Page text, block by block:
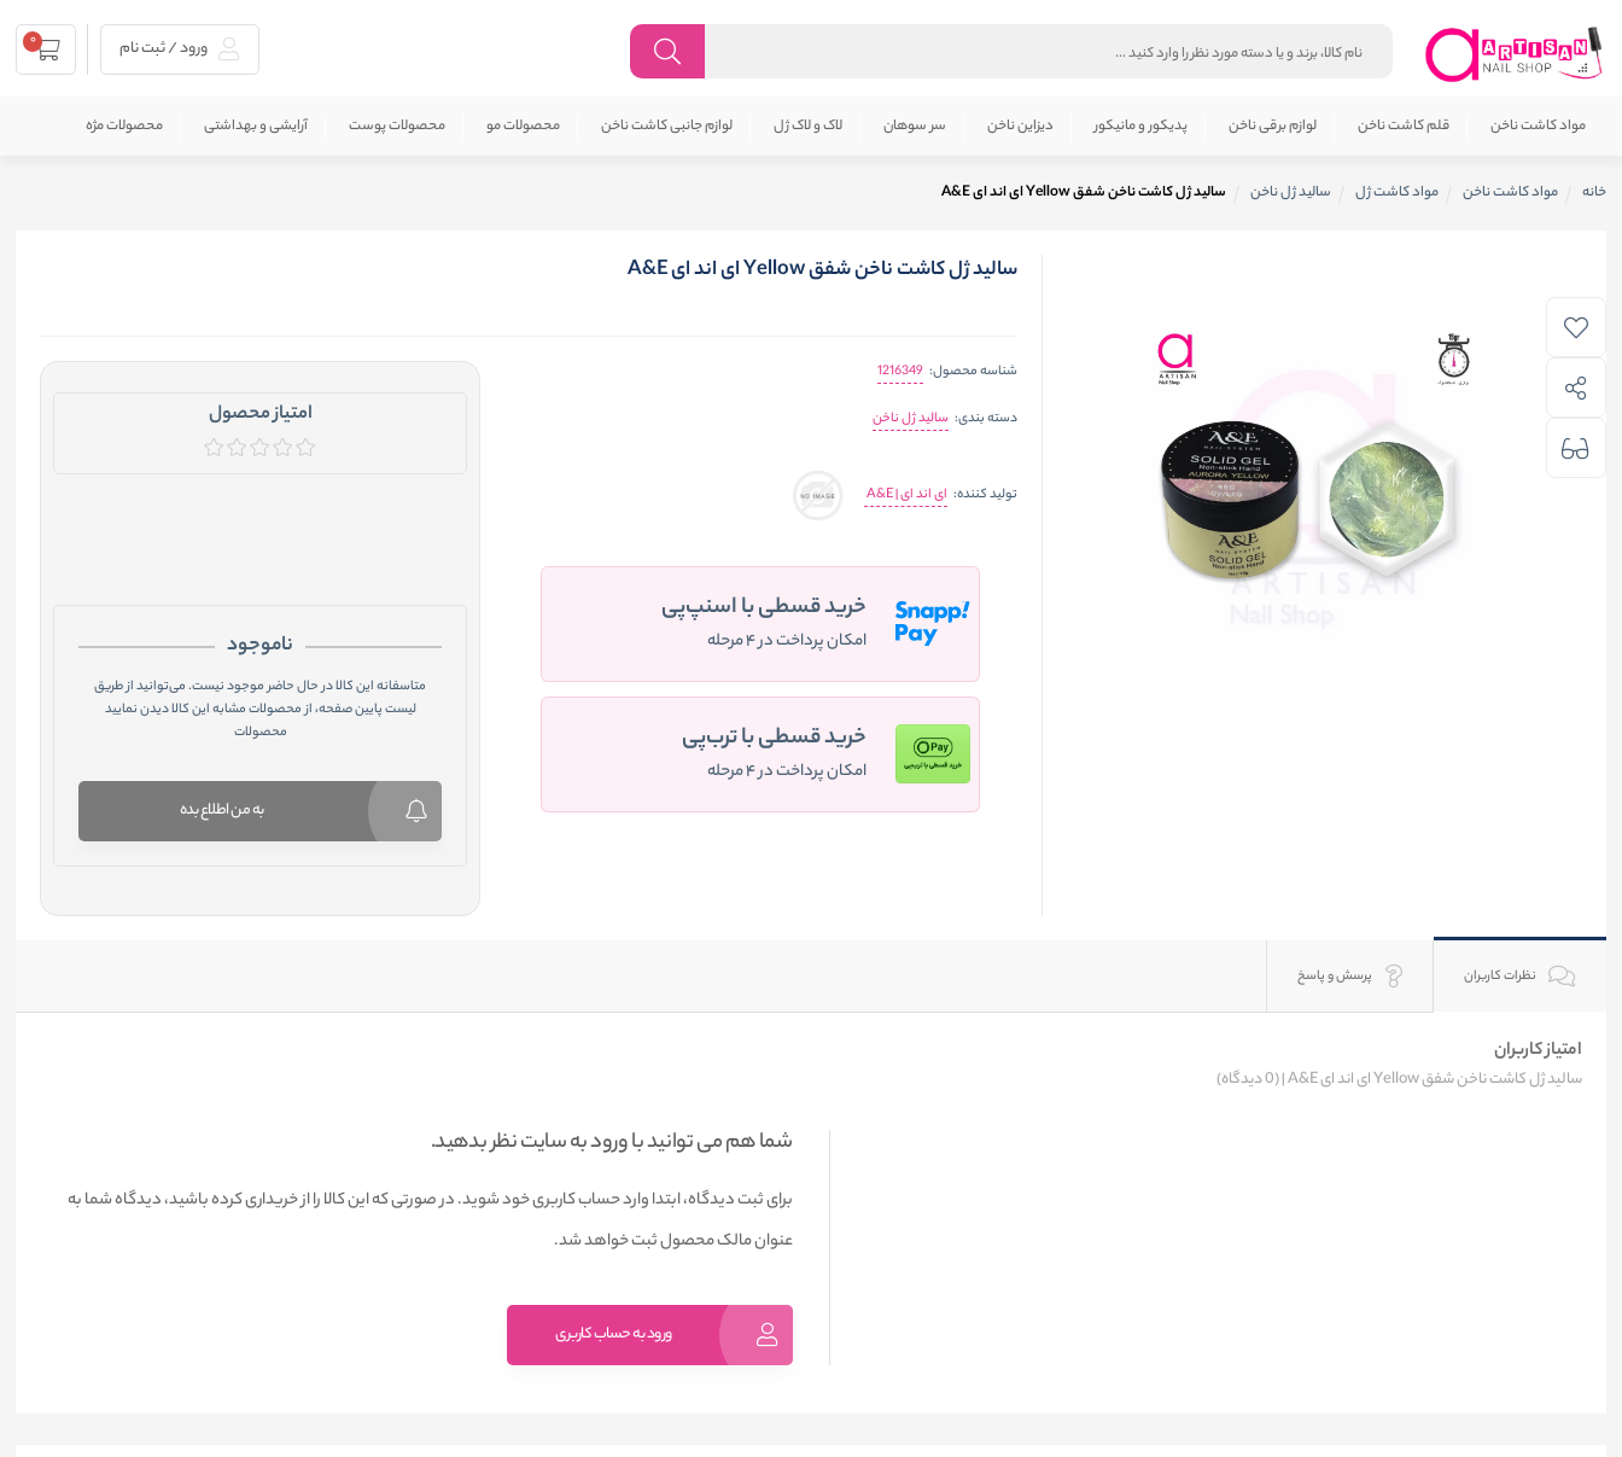
ورود / ثبت نام 0
مواد کاشت ناخن قلم کاشت ناخن لوازم برقی ناخن پدیکور و مانیکور دیزاین ناخن سر سوهان لاک و لاک ژل لوازم جانبی کاشت ناخن محصولات مو محصولات پوست آرایشی و بهداشتی محصولات مژه
خانه مواد کاشت ناخن مواد کاشت ژل سالید ژل ناخن سالید ژل کاشت ناخن شفق Yellow ای اند ای A&E
سالید ژل کاشت ناخن شفق Yellow ای اند ای A&E
شناسه محصول: 1216349
دسته بندی: سالید ژل ناخن
تولید کننده: ای اند ای | A&E
خرید قسطی با اسنپ‌پی
امکان پرداخت در ۴ مرحله
خرید قسطی با ترب‌پی
امکان پرداخت در ۴ مرحله
امتیاز محصول
ناموجود
متاسفانه این کالا در حال حاضر موجود نیست. می‌توانید از طریق
لیست پایین صفحه، از محصولات مشابه این کالا دیدن نمایید
محصولات
به من اطلاع بده
نظرات کاربران پرسش و پاسخ
امتیاز کاربران
سالید ژل کاشت ناخن شفق Yellow ای اند ای A&E | (0 دیدگاه)
شما هم می توانید با ورود به سایت نظر بدهید.
برای ثبت دیدگاه، ابتدا وارد حساب کاربری خود شوید. در صورتی که این کالا را از خریداری کرده باشید، دیدگاه شما به
عنوان مالک محصول ثبت خواهد شد.
ورود به حساب کاربری